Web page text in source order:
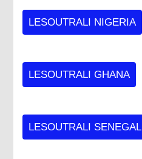
LESOUTRALI NIGERIA
LESOUTRALI GHANA
LESOUTRALI SENEGAL